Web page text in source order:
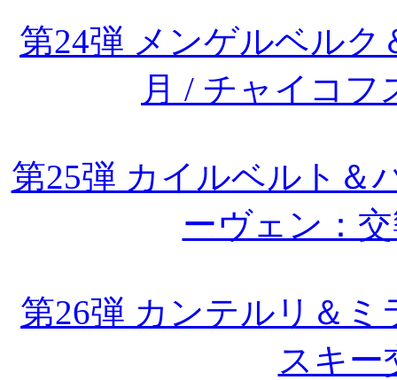
第24弾 メンゲルベルク
月 / チャイコフ
第25弾 カイルベルト＆
ーヴェン：
第26弾 カンテルリ＆
スキー